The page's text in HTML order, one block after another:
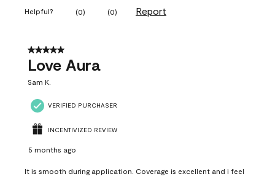
Helpful? (0) (0) Report
5 out of 5 stars.
Love Aura
Sam K.
VERIFIED PURCHASER
INCENTIVIZED REVIEW
5 months ago
It is smooth during application. Coverage is excellent and i feel